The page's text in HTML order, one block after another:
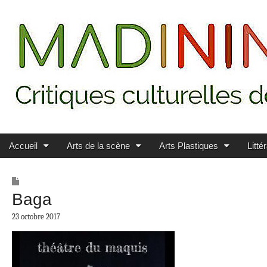
MADININ'ART
Main menu
Skip to content
Accueil Arts de la scène Arts Plastiques
Baga
23 octobre 2017